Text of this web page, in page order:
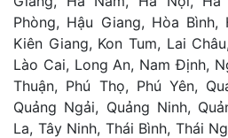
Phòng, Hậu Giang, Hòa Bình,
Kiên Giang, Kon Tum, Lai
Lào Cai, Long An, Nam Định,
Thuận, Phú Thọ, Phú Yên,
Quảng Ngải, Quảng Ninh,
La, Tây Ninh, Thái Bình, Thái